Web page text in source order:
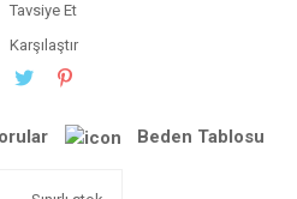
Tavsiye Et
Karşılaştır
Beden Tablosu